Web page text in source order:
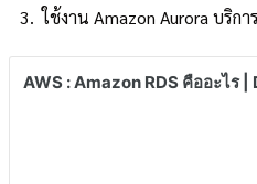
ใช้งาน Amazon Aurora บริก